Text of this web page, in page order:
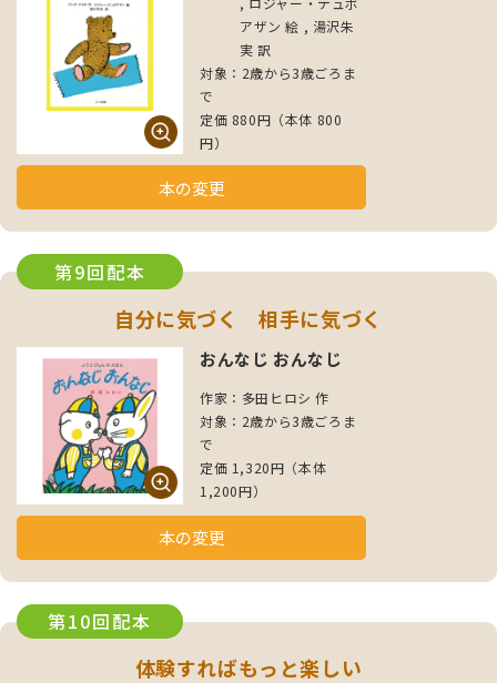
アザン 絵 , 湯沢朱
実 訳
対象：2歳から3歳ごろま
で
定価 880円（本体 800
円）
本の変更
第9回配本
自分に気づく 相手に気づく
おんなじ おんなじ
作家：多田ヒロシ 作
対象：2歳から3歳ごろま
で
定価 1,320円（本体
1,200円）
本の変更
第10回配本
体験すればもっと楽しい